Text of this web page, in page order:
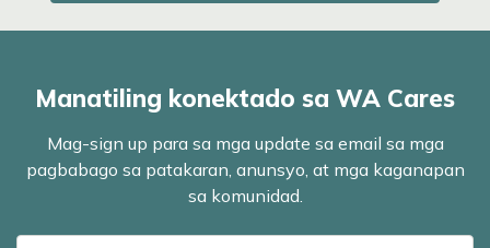
Manatiling konektado sa WA Cares
Mag-sign up para sa mga update sa email sa mga
pagbabago sa patakaran, anunsyo, at mga kaganapan
sa komunidad.